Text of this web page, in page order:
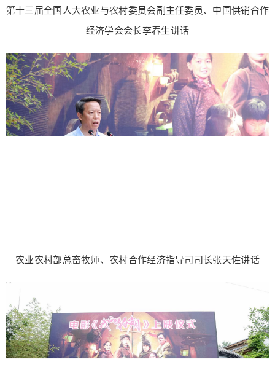
第十三届全国人大农业与农村委员会副主任委员、中国供销合作
经济学会会长李春生讲话
农业农村部总畜牧师、农村合作经济指导司司长张天佐讲话